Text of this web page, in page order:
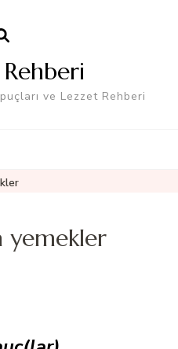
ve Lezzet Rehberi
yemekler